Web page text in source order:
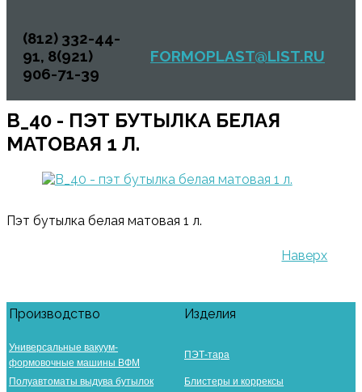
(812) 332-44-
91, 8(921)
906-71-39
FORMOPLAST@LIST.RU
B_40 - ПЭТ БУТЫЛКА БЕЛАЯ
МАТОВАЯ 1 Л.
Пэт бутылка белая матовая 1 л.
Наверх
Производство Изделия
Универсальные вакуум-
формовочные машины ВФМ
ПЭТ-тара
Полуавтоматы выдува бутылок Блистеры и коррексы